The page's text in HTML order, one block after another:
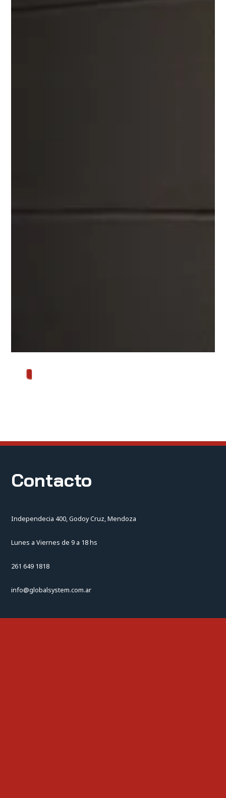
Contacto
Independecia 400, Godoy Cruz, Mendoza
Lunes a Viernes de 9 a 18 hs
261 649 1818
info@globalsystem.com.ar